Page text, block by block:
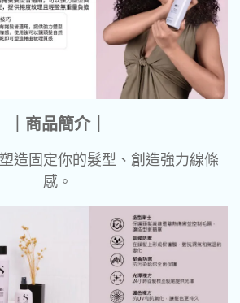
｜商品簡介｜
造固定你的髮型、創造強力線條
感。